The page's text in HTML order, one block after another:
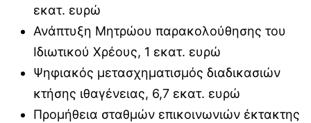
εκατ. ευρώ
Ανάπτυξη Μητρώου παρακολούθησης του
Ιδιωτικού Χρέους, 1 εκατ. ευρώ
Ψηφιακός μετασχηματισμός διαδικασιών
κτήσης ιθαγένειας, 6,7 εκατ. ευρώ
Προμήθεια σταθμών επικοινωνιών έκτακτης